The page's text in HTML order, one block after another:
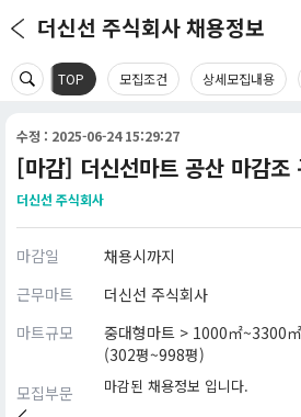
더신선 주식회사 채용정보
TOP 모집조건 상세모집내용
수정 : 2025-06-24 15:29:27
[마감] 더신선마트 공산 마감조
더신선 주식회사
마감일
채용시까지
근무마트
더신선 주식회사
마트규모
중대형마트 > 1000㎡~3300㎡
(302평~998평)
모집부문
마감된 채용정보 입니다.